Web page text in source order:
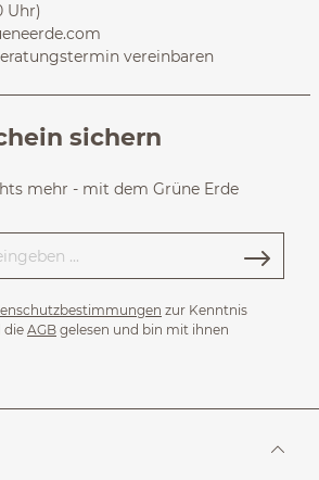
Uhr)
vereinbaren
sichern
mehr - mit dem Grüne Erde
zur Kenntnis
die AGB gelesen und bin mit ihnen